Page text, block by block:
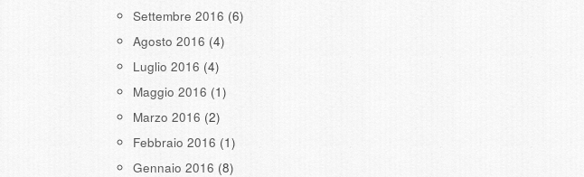
Settembre 2016 (6)
Agosto 2016 (4)
Luglio 2016 (4)
Maggio 2016 (1)
Marzo 2016 (2)
Febbraio 2016 (1)
Gennaio 2016 (8)